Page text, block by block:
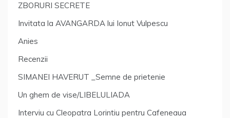
ZBORURI SECRETE
Invitata la AVANGARDA lui Ionut Vulpescu
Anies
Recenzii
SIMANEI HAVERUT _Semne de prietenie
Un ghem de vise/LIBELULIADA
Interviu cu Cleopatra Lorintiu pentru Cafeneaua